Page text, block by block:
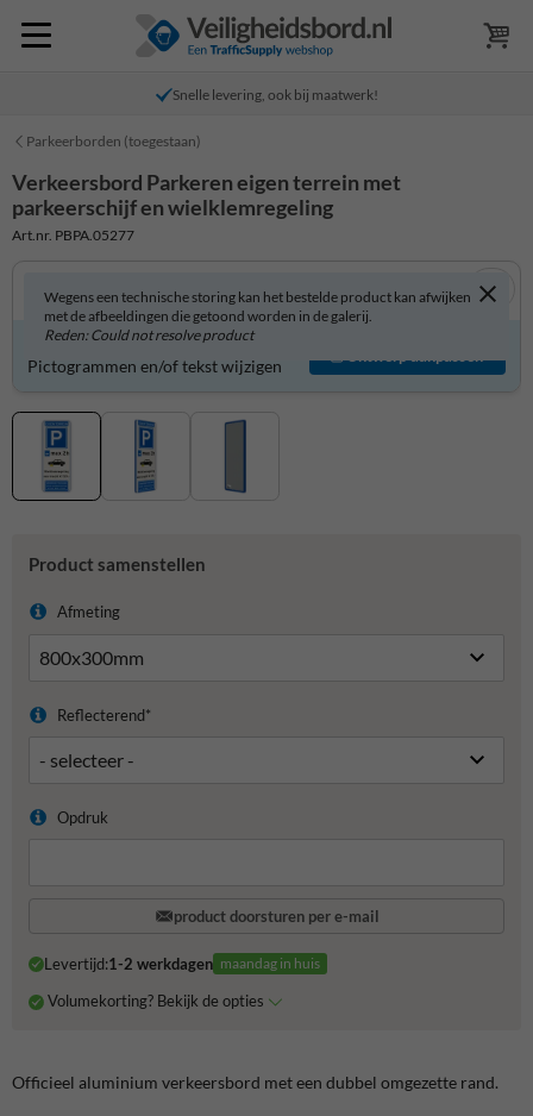
Snelle levering, ook bij maatwerk!
Parkeerborden (toegestaan)
Verkeersbord Parkeren eigen terrein met
parkeerschijf en wielklemregeling
Art.nr. PBPA.05277
Wegens een technische storing kan het bestelde product kan afwijken
met de afbeeldingen die getoond worden in de galerij.
Reden: Could not resolve product
Verkeersbord zelf aanpassen?
Pictogrammen en/of tekst wijzigen
Ontwerp aanpassen
Product samenstellen
Afmeting
Reflecterend*
Opdruk
product doorsturen per e-mail
Levertijd:1-2 werkdagen maandag in huis
Volumekorting? Bekijk de opties
Officieel aluminium verkeersbord met een dubbel omgezette rand.